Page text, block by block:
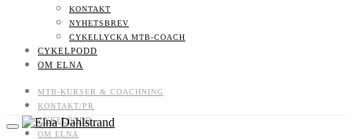
KONTAKT
NYHETSBREV
CYKELLYCKA MTB-COACH
CYKELPODD
OM ELNA
MTB-KURSER & COACHNING
KONTAKT/PR
CYKELPODD
OM ELNA